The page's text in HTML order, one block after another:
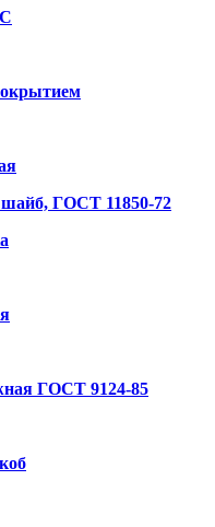
ГОСТ 11850-72
ГОСТ 9124-85